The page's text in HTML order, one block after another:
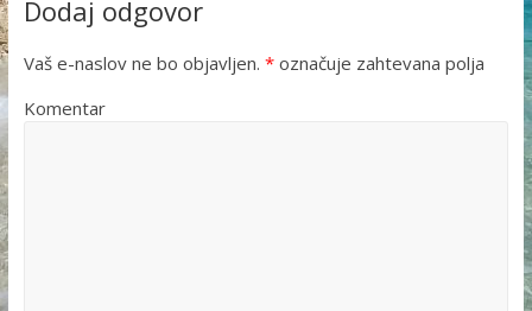
Dodaj odgovor
Vaš e-naslov ne bo objavljen. *označuje zahtevana polja
Komentar